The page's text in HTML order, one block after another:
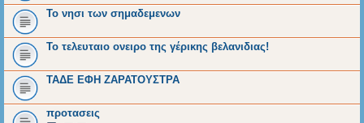
Το νησι των σημαδεμενων
Το τελευταιο ονειρο της γέρικης βελανιδιας!
ΤΑΔΕ ΕΦΗ ΖΑΡΑΤΟΥΣΤΡΑ
προτασεις